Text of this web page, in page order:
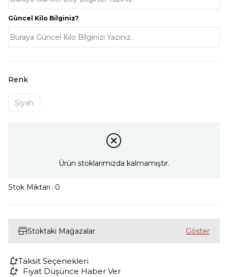
Güncel Kilo Bilginiz?
Renk
Siyah
Ürün stoklarımızda kalmamıştır.
Stok Miktarı : 0
Stoktaki Mağazalar
Taksit Seçenekleri
Fiyat Düşünce Haber Ver